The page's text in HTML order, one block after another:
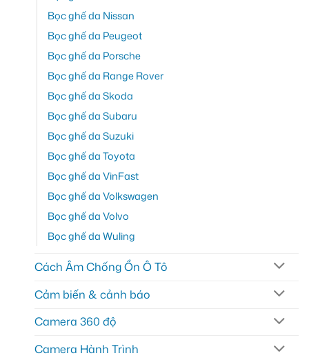
Bọc ghế da Nissan
Bọc ghế da Peugeot
Bọc ghế da Porsche
Bọc ghế da Range Rover
Bọc ghế da Skoda
Bọc ghế da Subaru
Bọc ghế da Suzuki
Bọc ghế da Toyota
Bọc ghế da VinFast
Bọc ghế da Volkswagen
Bọc ghế da Volvo
Bọc ghế da Wuling
Cách Âm Chống Ồn Ô Tô
Cảm biến & cảnh báo
Camera 360 độ
Camera Hành Trình